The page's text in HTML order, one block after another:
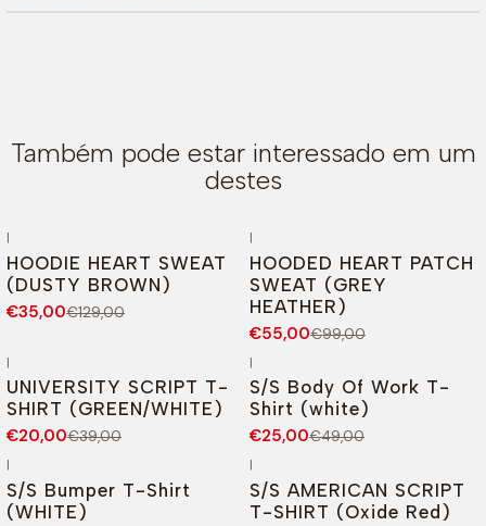
Também pode estar interessado em um
destes
Esgotado
|
HOODIE HEART SWEAT
(DUSTY BROWN)
€35,00€129,00
|
HOODED HEART PATCH
SWEAT (GREY
HEATHER)
€55,00€99,00
|
UNIVERSITY SCRIPT T-
SHIRT (GREEN/WHITE)
€20,00€39,00
|
S/S Body Of Work T-
Shirt (white)
€25,00€49,00
|
S/S Bumper T-Shirt
(WHITE)
|
S/S AMERICAN SCRIPT
T-SHIRT (Oxide Red)